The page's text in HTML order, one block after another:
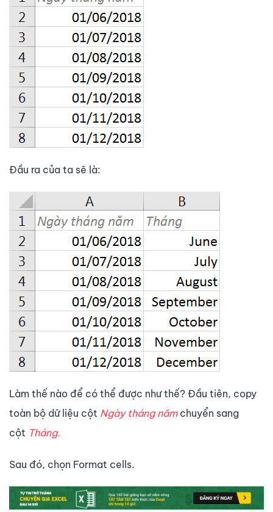
Đầu ra của ta sẽ là:
Làm thế nào để có thể được như thế? Đầu tiên, copy
toàn bộ dữ liệu cột Ngày tháng năm chuyển sang
cột Tháng.
Sau đó, chọn Format cells.